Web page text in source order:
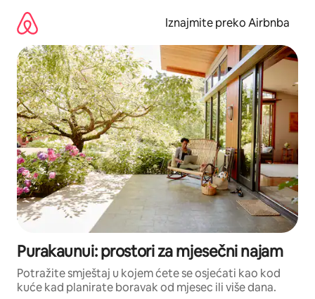
sadržaj
Iznajmite preko Airbnba
Purakaunui: prostori za mjesečni najam
Potražite smještaj u kojem ćete se osjećati kao kod
kuće kad planirate boravak od mjesec ili više dana.